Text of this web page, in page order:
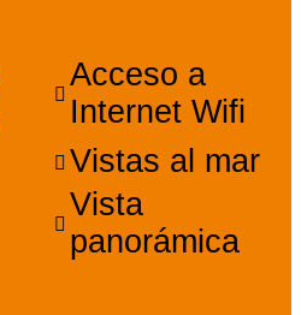
Acceso a
Internet Wifi
Vistas al mar
Vista
panorámica